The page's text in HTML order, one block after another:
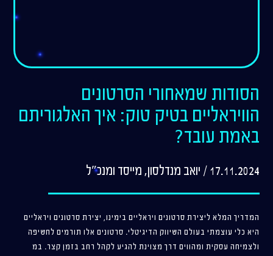
הסודות שמאחורי הסרטונים
הוויראליים בטיק טוק: איך האלגוריתם
באמת עובד?
17.11.2024 / יואב מנדלסון, מייסד ומנכ"ל
המדריך המלא ליצירת סרטונים ויראליים בימינו, יצירת סרטונים ויראליים
היא כלי עוצמתי בעולם השיווק הדיגיטלי. סרטונים אלו תורמים לחשיפה
ולצמיחה עסקית ומהווים דרך מצוינת להגיע לקהל רחב בזמן קצר. במ